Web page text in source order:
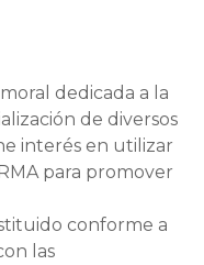
dedicada a la
de diversos
interés en utilizar
para promover
conforme a
las